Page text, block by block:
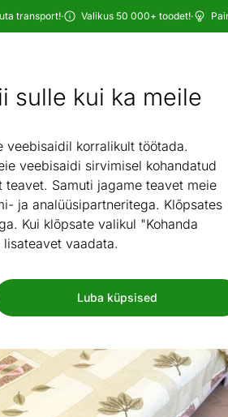
sulle kui ka meile
veebisaidil korralikult töötada.
veebisaidi sirvimisel kohandatud
teavet. Samuti jagame teavet meie
ja analüüsipartneritega. Klõpsates
Kui klõpsate valikul "Kohanda
vaadata.
Luba küpsised
transport!· Valikus 50 000+ toodet!·